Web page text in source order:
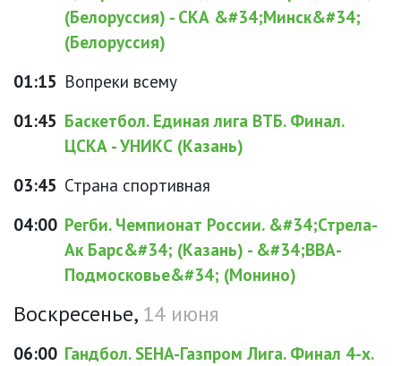
(Белоруссия) - СКА &#34;Минск&#34;
(Белоруссия)
01:15 Вопреки всему
01:45 Баскетбол. Единая лига ВТБ. Финал.
ЦСКА - УНИКС (Казань)
03:45 Страна спортивная
04:00 Регби. Чемпионат России. &#34;Стрела-
Ак Барс&#34; (Казань) - &#34;ВВА-
Подмосковье&#34; (Монино)
Воскресенье, 14 июня
06:00 Гандбол. SEHA-Газпром Лига. Финал 4-х.